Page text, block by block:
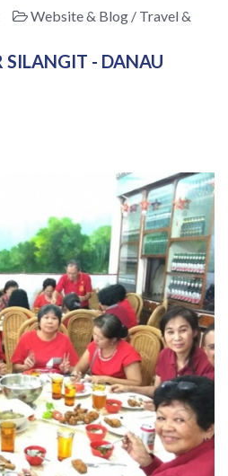
Website & Blog / Travel &
- DANAU